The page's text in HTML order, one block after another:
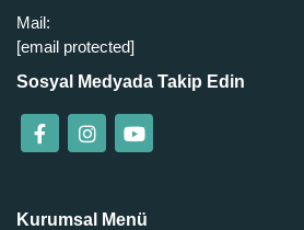
Mail:
[email protected]
Sosyal Medyada Takip Edin
Kurumsal Menü